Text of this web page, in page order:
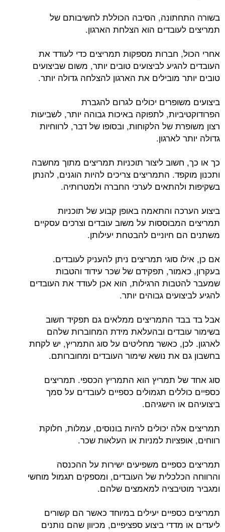
בשורה התחתונה, הסיבה הכוללת לחשיבותם של
תמריצים לעובדים הוא הצלחת הארגון.
אחרי הכול, חברות מספקות תמריצים כדי לעודד את
העובדים להגיע לביצועים טובים יותר, משום שביצועים
טובים יותר מובילים את הארגון להצלחה גדולה יותר.
ביצועים משופרים יכולים לגרום להגברת
הפרודוקטיביות, לתפוקה באיכות גבוהה יותר, לשביעות
רצון משופרת של הלקוחות, ובסופו של דבר, לרווחיות
גדולה יותר לארגון.
כך או כך, חשוב ליצור תוכניות תמריצים מתוך מחשבה
ותכנון מוקפד. התמריצים צריכים להיות הוגנים, להנתן
בשקיפות ולהתאים לערכי החברה ולמטרותיה.
ביצוע הערכה והתאמה באופן קבוע של תוכניות
תמריצים המבוססות על משוב עובדים וצרכים עסקיים
משתנים הם חיוניים להבטחת יעילותן.
אם כן, אילו סוגי תמריצים ניתן להעניק לעובדים.
בעקרון, כאמור, תפקידם של שכר עידוד והטבות
שמעבר להטבות הרגילות, הוא אכן לעודד את העובדים
להגיע לביצועים גבוהים יותר.
אבל בד בבד התמריצים ממלאים גם תפקיד חשוב
בשימור עובדים ובהעלאת מידת המחוברות שלהם
לארגון. לכן, כאשר מחליטים על סוג התמריץ, יש לקחת
בחשבון גם את נושא שימור העובדים ומחוברותם.
סוג אחד של תמריץ הוא התמריץ הכספי. תמריצים
כספיים כוללים תגמולים כספיים לעובדים על סמך
ביצועיהם או הישגיהם.
תמריצים אלה יכולים להיות בונוסים, עמלות, חלוקת
רווחים, אופציות למניות או העלאות שכר.
תמריצים כספיים משפיעים ישירות על ההכנסה
והרווחה הכלכלית של העובדים, ומספקים תגמול מוחשי
ומגביר מוטיבציה למאמצים שלהם.
תמריצים כספיים יעילים במיוחד כאשר הם קשורים
ליעדים או מדדי ביצוע ספציפיים, מכיוון שהם נותנים